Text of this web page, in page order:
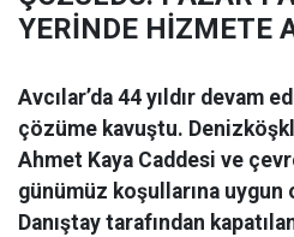
YERİNDE HİZMETE
Avcılar’da 44 yıldır devam
çözüme kavuştu.
Ahmet Kaya Caddesi ve
günümüz koşullarına uygun
Danıştay tarafından